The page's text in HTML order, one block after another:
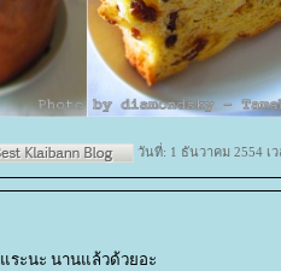
วันที่: 1 ธันวาคม 2554 เ
ระนะ นานแล้วด้วยอะ